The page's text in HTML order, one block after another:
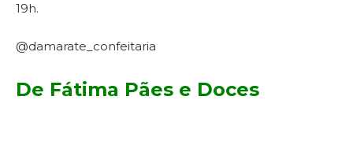
19h.
@damarate_confeitaria
De Fátima Pães e Doces